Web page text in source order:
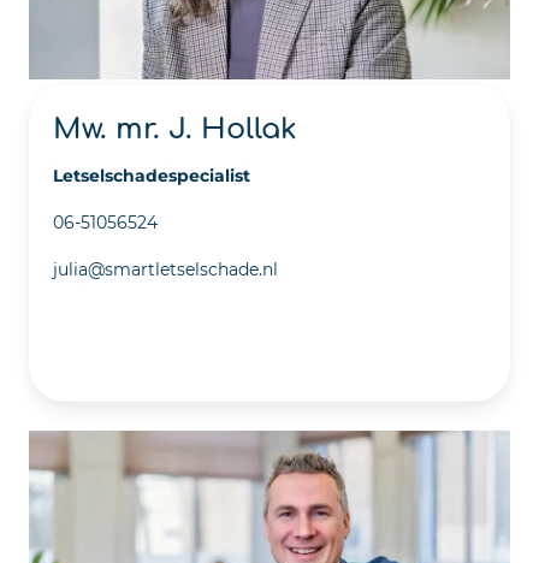
Mw. mr. J. Hollak
Letselschadespecialist
06-51056524
julia@smartletselschade.nl